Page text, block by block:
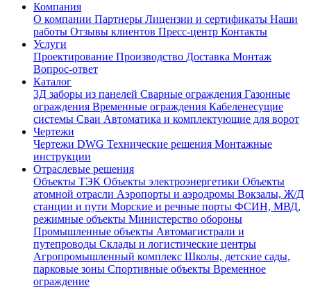
Компания
О компании Партнеры Лицензии и сертификаты Наши
работы Отзывы клиентов Пресс-центр Контакты
Услуги
Проектирование Производство Доставка Монтаж
Вопрос-ответ
Каталог
3Д заборы из панелей Сварные ограждения Газонные
ограждения Временные ограждения Кабеленесущие
системы Cваи Автоматика и комплектующие для ворот
Чертежи
Чертежи DWG Технические решения Монтажные
инструкции
Отраслевые решения
Объекты ТЭК Объекты электроэнергетики Объекты
атомной отрасли Аэропорты и аэродромы Вокзалы, Ж/Д
станции и пути Морские и речные порты ФСИН, МВД,
режимные объекты Министерство обороны
Промышленные объекты Автомагистрали и
путепроводы Склады и логистические центры
Агропромышленный комплекс Школы, детские сады,
парковые зоны Спортивные объекты Временное
ограждение